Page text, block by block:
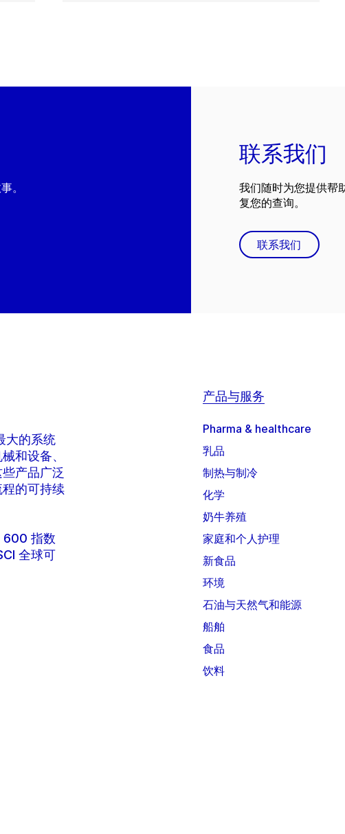
。
联系我们
我们随时为您提供帮
复您的查询。
联系我们
大的系统
和设备、
产品广泛
的可持续
600 指数
全球可
产品与服务
Pharma & healthcare
乳品
制热与制冷
化学
奶牛养殖
家庭和个人护理
新食品
环境
石油与天然气和能源
船舶
食品
饮料